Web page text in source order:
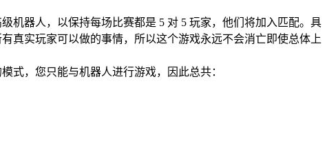
机器人，以保持每场比赛都是 5 对 5 玩家，他们将加入匹配。具
真实玩家可以做的事情，所以这个游戏永远不会消亡即使总体上
式，您只能与机器人进行游戏，因此总共：